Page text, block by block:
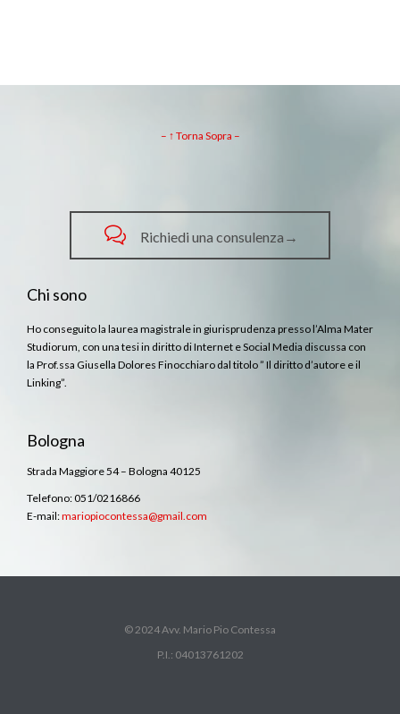
– ↑ Torna Sopra –
 Richiedi una consulenza→
Chi sono
Ho conseguito la laurea magistrale in giurisprudenza presso l’Alma Mater
Studiorum, con una tesi in diritto di Internet e Social Media discussa con
la Prof.ssa Giusella Dolores Finocchiaro dal titolo ” Il diritto d’autore e il
Linking”.
Bologna
Strada Maggiore 54 – Bologna 40125
Telefono: 051/0216866
E-mail:mariopiocontessa@gmail.com
© 2024 Avv. Mario Pio Contessa
P.I.: 04013761202